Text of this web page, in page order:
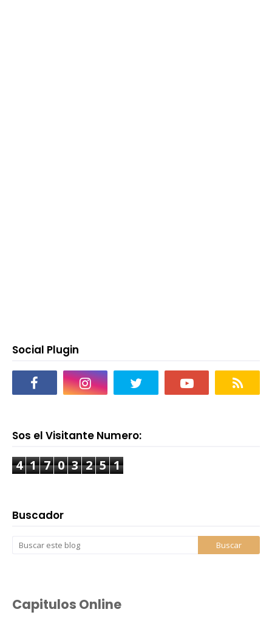
Social Plugin
Sos el Visitante Numero:
4 1 7 0 3 2 5 1
Buscador
Capitulos Online